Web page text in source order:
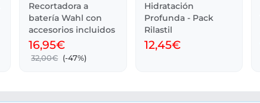
Recortadora a
batería Wahl con
accesorios incluidos
16,95€
32,00€ (-47%)
Hidratación
Profunda - Pack
Rilastil
12,45€